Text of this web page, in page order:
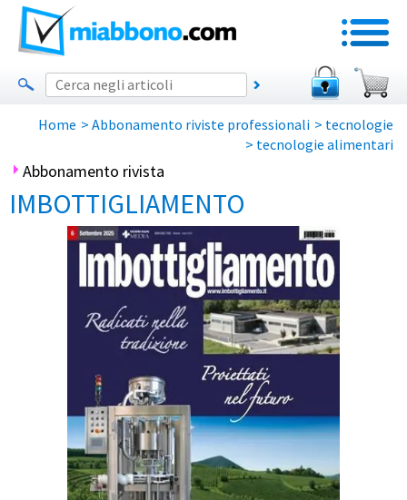
Home > Abbonamento riviste professionali > tecnologie
> tecnologie alimentari
Abbonamento rivista
IMBOTTIGLIAMENTO